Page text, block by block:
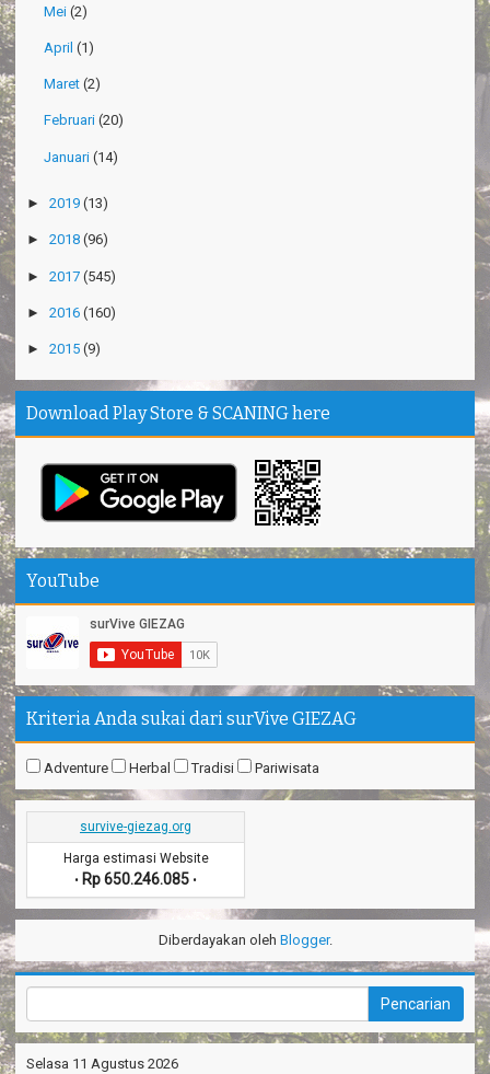
Mei (2)
April (1)
Maret (2)
Februari (20)
Januari (14)
► 2019 (13)
► 2018 (96)
► 2017 (545)
► 2016 (160)
► 2015 (9)
Download Play Store & SCANING here
YouTube
Kriteria Anda sukai dari surVive GIEZAG
Adventure Herbal Tradisi Pariwisata
survive-giezag.org
Harga estimasi Website
• Rp 650.246.085 •
Diberdayakan oleh Blogger.
Selasa 11 Agustus 2026